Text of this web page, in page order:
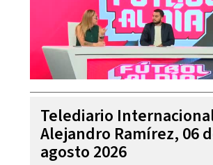
Telediario
Alejandro Ramírez, 06
agosto 2026